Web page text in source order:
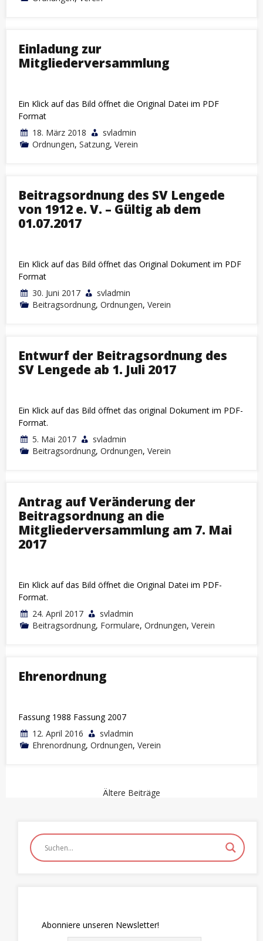
Einladung zur
Mitgliederversammlung
Ein Klick auf das Bild öffnet die Original Datei im PDF
Format
18. März 2018
svladmin
Ordnungen, Satzung, Verein
Beitragsordnung des SV Lengede
von 1912 e. V. – Gültig ab dem
01.07.2017
Ein Klick auf das Bild öffnet das Original Dokument im PDF
Format
30. Juni 2017
svladmin
Beitragsordnung, Ordnungen, Verein
Entwurf der Beitragsordnung des
SV Lengede ab 1. Juli 2017
Ein Klick auf das Bild öffnet das original Dokument im PDF-
Format.
5. Mai 2017
svladmin
Beitragsordnung, Ordnungen, Verein
Antrag auf Veränderung der
Beitragsordnung an die
Mitgliederversammlung am 7. Mai
2017
Ein Klick auf das Bild öffnet die Original Datei im PDF-
Format.
24. April 2017
svladmin
Beitragsordnung, Formulare, Ordnungen, Verein
Ehrenordnung
Fassung 1988 Fassung 2007
12. April 2016
svladmin
Ehrenordnung, Ordnungen, Verein
BeitragsnavigationÄltere Beiträge
Abonniere unseren Newsletter!